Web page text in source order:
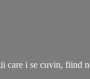
care i se cuvin,